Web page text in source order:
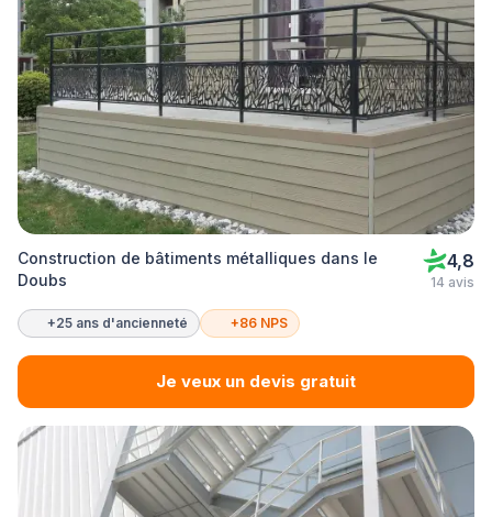
Construction de bâtiments métalliques dans le
Doubs
4,8
14 avis
+25 ans d'ancienneté +86 NPS
Je veux un devis gratuit